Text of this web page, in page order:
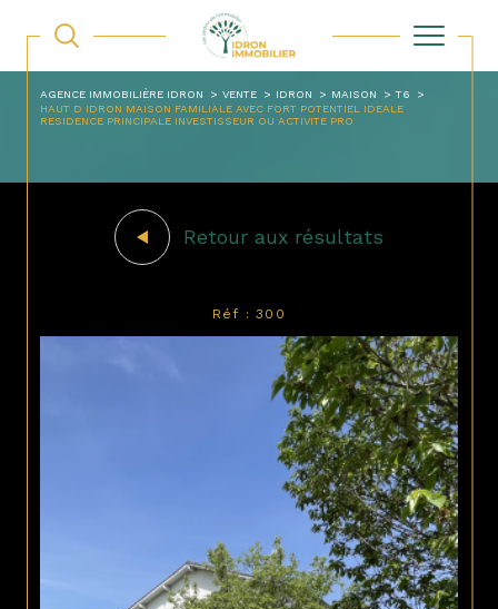
AGENCE IMMOBILIÈRE IDRON VENTE IDRON MAISON
T6
HAUT D IDRON MAISON FAMILIALE AVEC FORT POTENTIEL IDEALE
RESIDENCE PRINCIPALE INVESTISSEUR OU ACTIVITE PRO
Retour aux résultats
Réf : 300